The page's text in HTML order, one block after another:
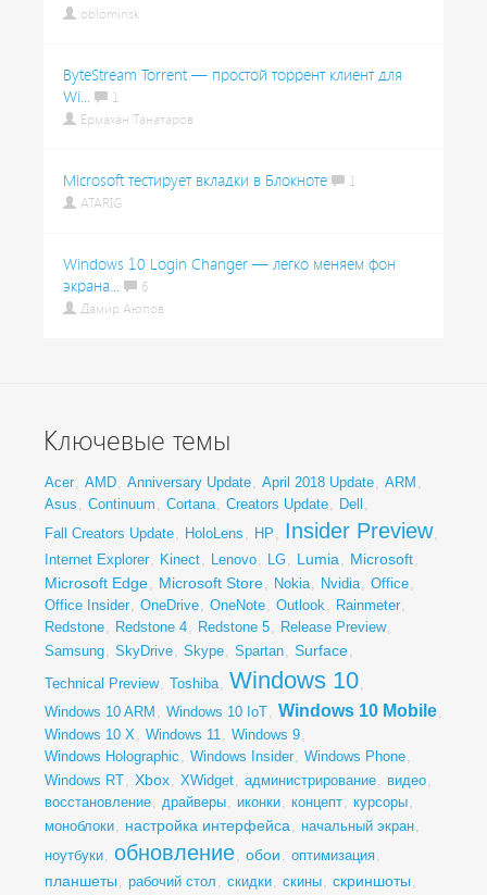
oblominsk
ByteStream Torrent — простой торрент клиент для
Wi...
1
Ермахан Танатаров
Microsoft тестирует вкладки в Блокноте
1
ATARIG
Windows 10 Login Changer — легко меняем фон
экрана...
6
Дамир Аюпов
Ключевые темы
Acer, AMD, Anniversary Update, April 2018 Update, ARM ,
Asus , Continuum , Cortana, Creators Update, Dell ,
Fall Creators Update, HoloLens , HP , Insider Preview,
Internet Explorer, Kinect, Lenovo, LG, Lumia, Microsoft,
Microsoft Edge, Microsoft Store, Nokia, Nvidia, Office,
Office Insider, OneDrive, OneNote, Outlook, Rainmeter,
Redstone, Redstone 4, Redstone 5, Release Preview,
Samsung, SkyDrive, Skype, Spartan, Surface,
Technical Preview, Toshiba, Windows 10,
Windows 10 ARM , Windows 10 IoT, Windows 10 Mobile,
Windows 10 X, Windows 11, Windows 9,
Windows Holographic , Windows Insider, Windows Phone,
Windows RT, Xbox, XWidget, администрирование, видео,
восстановление, драйверы, иконки, концепт, курсоры,
моноблоки, настройка интерфейса, начальный экран,
ноутбуки, обновление, обои , оптимизация,
планшеты , рабочий стол , скидки, скины, скриншоты ,